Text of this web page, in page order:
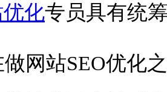
化专员具有统
网站SEO优化